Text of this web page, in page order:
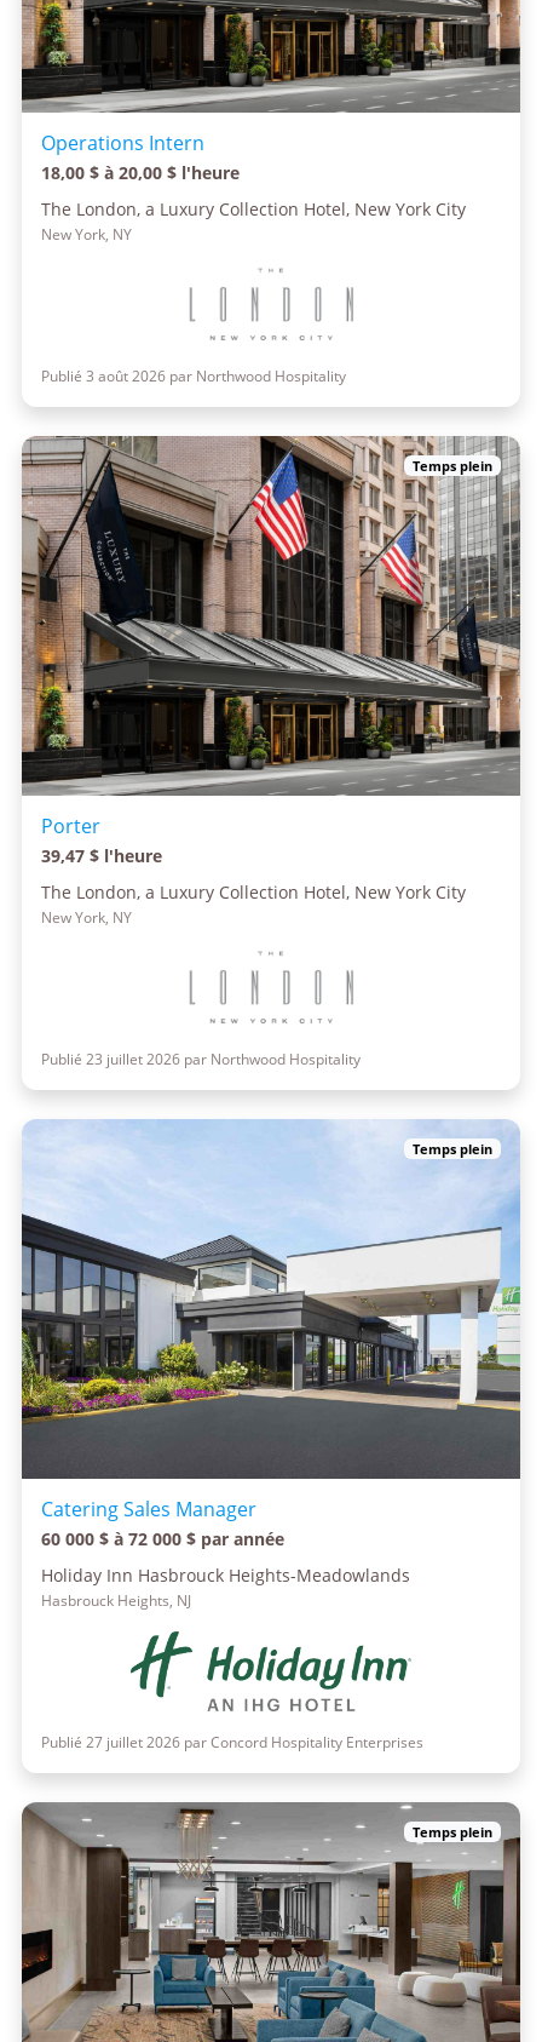
Operations Intern
18,00 $ à 20,00 $ l'heure
The London, a Luxury Collection Hotel, New York City
New York, NY
Publié 3 août 2026 par Northwood Hospitality
Temps plein
Porter
39,47 $ l'heure
The London, a Luxury Collection Hotel, New York City
New York, NY
Publié 23 juillet 2026 par Northwood Hospitality
Temps plein
Catering Sales Manager
60 000 $ à 72 000 $ par année
Holiday Inn Hasbrouck Heights-Meadowlands
Hasbrouck Heights, NJ
Publié 27 juillet 2026 par Concord Hospitality Enterprises
Temps plein